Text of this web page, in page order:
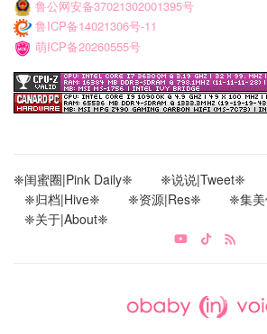
鲁公网安备37021302001395号
鲁ICP备14021306号-11
萌ICP备20260555号
❈闺蜜圈|Pink Daily❈ ❈说说|Tweet❈
❈归档|Hive❈
❈资源|Res❈
❈集
❈关于|About❈